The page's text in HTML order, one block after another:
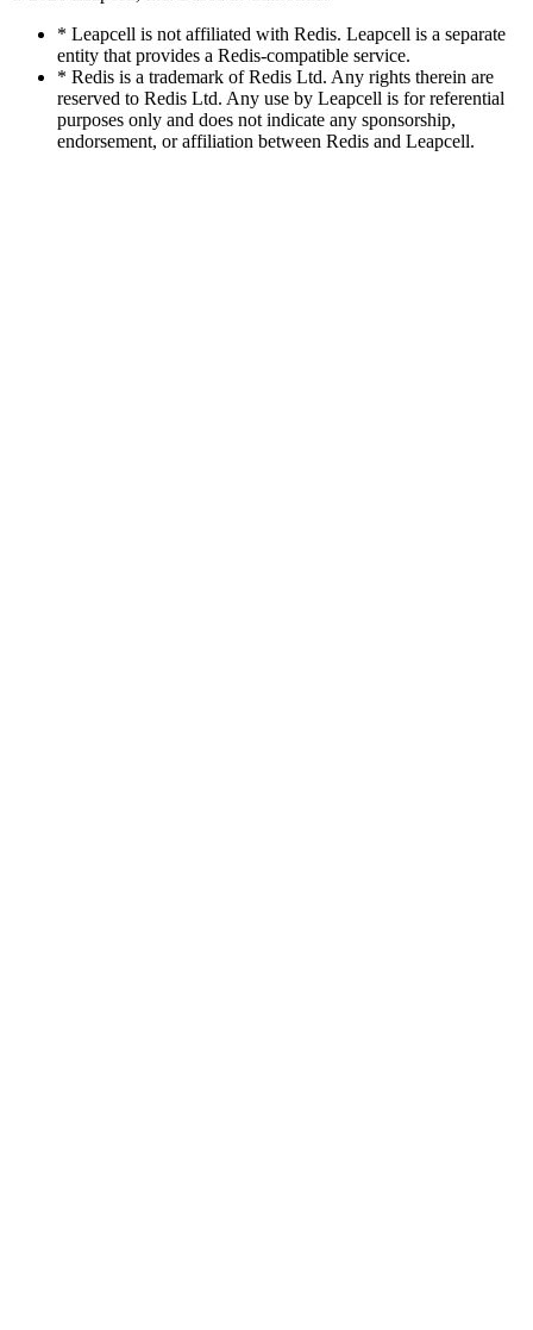
* Leapcell is not affiliated with Redis. Leapcell is a separate
entity that provides a Redis-compatible service.
* Redis is a trademark of Redis Ltd. Any rights therein are
reserved to Redis Ltd. Any use by Leapcell is for referential
purposes only and does not indicate any sponsorship,
endorsement, or affiliation between Redis and Leapcell.